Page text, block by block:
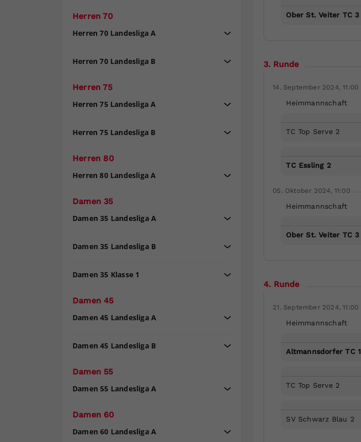
Ober St. Veiter TC 3
3. Runde
14. September 2024, 11:00
Heimmannschaft
TC Top Serve 2
TC Essling 2
05. Oktober 2024, 11:00
Heimmannschaft
Ober St. Veiter TC 3
4. Runde
21. September 2024, 11:00
Heimmannschaft
Altmannsdorfer TC 1
TC Top Serve 2
SV Schwarz Blau 2
Herren 70
Herren 70 Landesliga A
Herren 70 Landesliga B
Herren 75
Herren 75 Landesliga A
Herren 75 Landesliga B
Herren 80
Herren 80 Landesliga A
Damen 35
Damen 35 Landesliga A
Damen 35 Landesliga B
Damen 35 Klasse 1
Damen 45
Damen 45 Landesliga A
Damen 45 Landesliga B
Damen 55
Damen 55 Landesliga A
Damen 60
Damen 60 Landesliga A